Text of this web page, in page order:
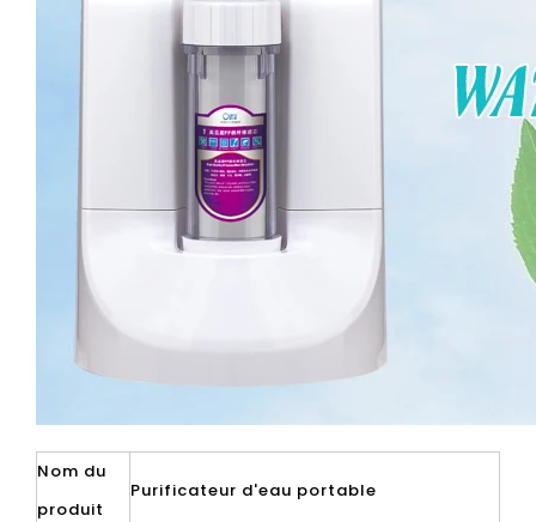
Nom du
produit
Purificateur d'eau portable